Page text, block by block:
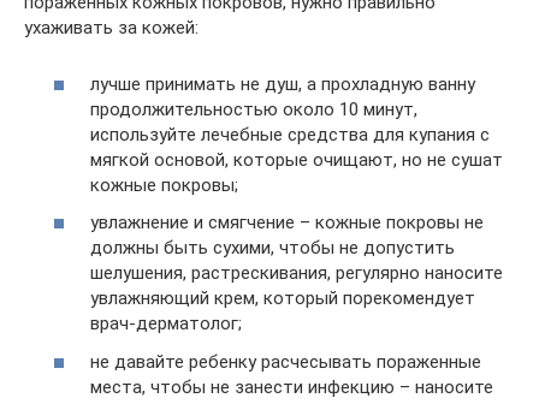
ухаживать за кожей:
лучше принимать не душ, а прохладную ванну
продолжительностью около 10 минут,
используйте лечебные средства для купания с
мягкой основой, которые очищают, но не сушат
кожные покровы;
увлажнение и смягчение – кожные покровы не
должны быть сухими, чтобы не допустить
шелушения, растрескивания, регулярно наносите
увлажняющий крем, который порекомендует
врач-дерматолог;
не давайте ребенку расчесывать пораженные
места, чтобы не занести инфекцию – наносите